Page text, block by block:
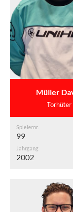
Müller
Torhüter
Spielernr.
99
Jahrgang
2002